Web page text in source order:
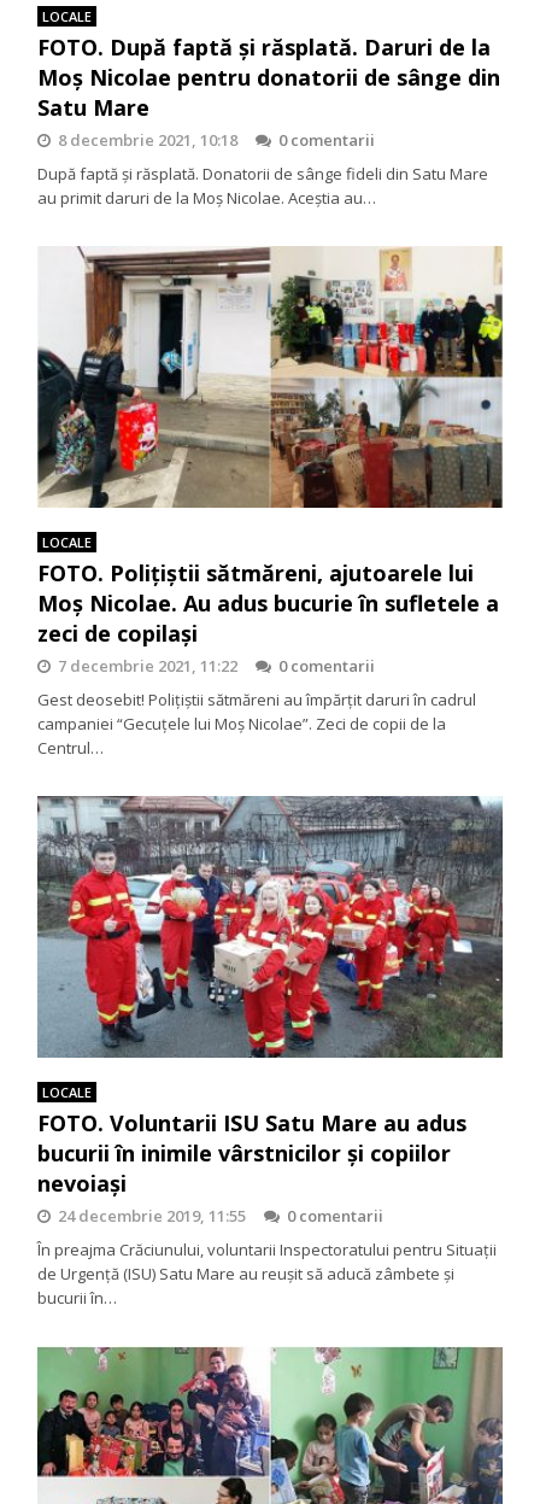
LOCALE
FOTO. După faptă și răsplată. Daruri de la
Moș Nicolae pentru donatorii de sânge din
Satu Mare
8 decembrie 2021, 10:18
0 comentarii
După faptă și răsplată. Donatorii de sânge fideli din Satu Mare
au primit daruri de la Moș Nicolae. Aceștia au…
LOCALE
FOTO. Polițiștii sătmăreni, ajutoarele lui
Moș Nicolae. Au adus bucurie în sufletele a
zeci de copilași
7 decembrie 2021, 11:22
0 comentarii
Gest deosebit! Polițiștii sătmăreni au împărțit daruri în cadrul
campaniei “Gecuțele lui Moș Nicolae”. Zeci de copii de la
Centrul…
LOCALE
FOTO. Voluntarii ISU Satu Mare au adus
bucurii în inimile vârstnicilor și copiilor
nevoiași
24 decembrie 2019, 11:55
0 comentarii
În preajma Crăciunului, voluntarii Inspectoratului pentru Situații
de Urgență (ISU) Satu Mare au reușit să aducă zâmbete și
bucurii în…